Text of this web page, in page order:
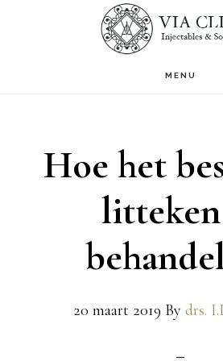
MENU
Hoe het
20 maart 2019 By drs.